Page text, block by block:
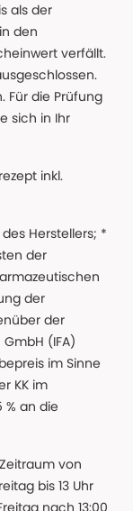
als der
den
verfällt.
Für die Prüfung
sich in Ihr
inkl.
Herstellers; *
der
der
der
(IFA)
im Sinne
KK im
an die
von
bis 13 Uhr